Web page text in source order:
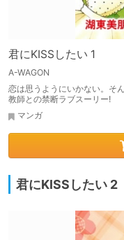
君にKISSしたい 1
A-WAGON
恋は思うようにいかない。そ
教師との禁断ラブスーリー!
マンガ
君にKISSしたい 2